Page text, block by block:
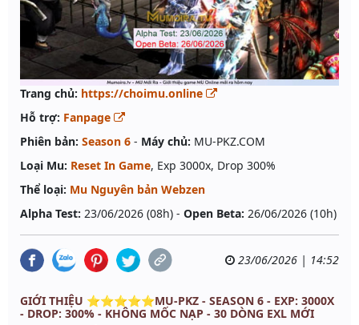
Trang chủ: https://choimu.online
Hỗ trợ: Fanpage
Phiên bản: Season 6 - Máy chủ: MU-PKZ.COM
Loại Mu: Reset In Game, Exp 3000x, Drop 300%
Thể loại: Mu Nguyên bản Webzen
Alpha Test: 23/06/2026 (08h) - Open Beta: 26/06/2026 (10h)
23/06/2026 | 14:52
GIỚI THIỆU ⭐⭐⭐⭐⭐MU-PKZ - SEASON 6 - EXP: 3000X
- DROP: 300% - KHÔNG MỐC NẠP - 30 DÒNG EXL MỚI